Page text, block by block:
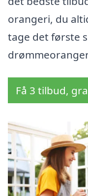
orangeri, du
tage det første
Få 3 tilbud,